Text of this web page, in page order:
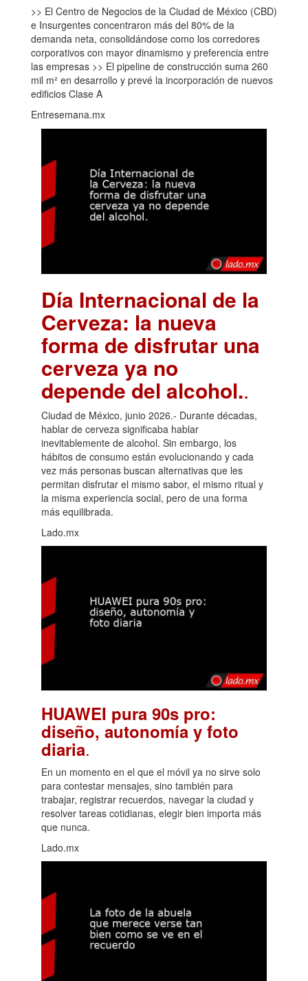
>> El Centro de Negocios de la Ciudad de México (CBD)
e Insurgentes concentraron más del 80% de la
demanda neta, consolidándose como los corredores
corporativos con mayor dinamismo y preferencia entre
las empresas >> El pipeline de construcción suma 260
mil m² en desarrollo y prevé la incorporación de nuevos
edificios Clase A
Entresemana.mx
Día Internacional de la
Cerveza: la nueva
forma de disfrutar una
cerveza ya no
depende del alcohol..
Ciudad de México, junio 2026.- Durante décadas,
hablar de cerveza significaba hablar
inevitablemente de alcohol. Sin embargo, los
hábitos de consumo están evolucionando y cada
vez más personas buscan alternativas que les
permitan disfrutar el mismo sabor, el mismo ritual y
la misma experiencia social, pero de una forma
más equilibrada.
Lado.mx
HUAWEI pura 90s pro:
diseño, autonomía y foto
diaria.
En un momento en el que el móvil ya no sirve solo
para contestar mensajes, sino también para
trabajar, registrar recuerdos, navegar la ciudad y
resolver tareas cotidianas, elegir bien importa más
que nunca.
Lado.mx